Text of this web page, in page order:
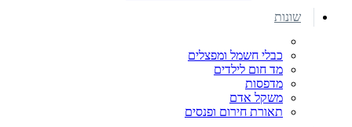
שונות
כבלי חשמל ומפצלים
מד חום לילדים
מדפסות
משקל אדם
תאורת חירום ופנסים